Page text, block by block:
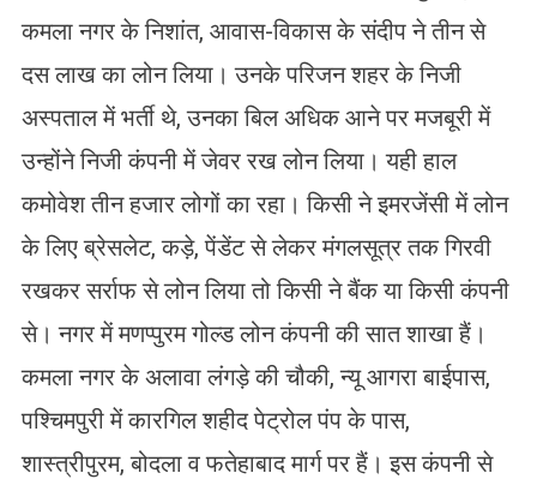
कमला नगर के निशांत, आवास-विकास के संदीप ने तीन से
दस लाख का लोन लिया। उनके परिजन शहर के निजी
अस्पताल में भर्ती थे, उनका बिल अधिक आने पर मजबूरी में
उन्होंने निजी कंपनी में जेवर रख लोन लिया। यही हाल
कमोवेश तीन हजार लोगों का रहा। किसी ने इमरजेंसी में लोन
के लिए ब्रेसलेट, कड़े, पेंडेंट से लेकर मंगलसूत्र तक गिरवी
रखकर सर्राफ से लोन लिया तो किसी ने बैंक या किसी कंपनी
से। नगर में मणप्पुरम गोल्ड लोन कंपनी की सात शाखा हैं।
कमला नगर के अलावा लंगड़े की चौकी, न्यू आगरा बाईपास,
पश्चिमपुरी में कारगिल शहीद पेट्रोल पंप के पास,
शास्त्रीपुरम, बोदला व फतेहाबाद मार्ग पर हैं। इस कंपनी से